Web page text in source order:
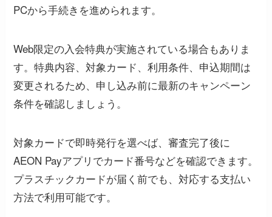
PCから手続きを進められます。
Web限定の入会特典が実施されている場合もありま
す。特典内容、対象カード、利用条件、申込期間は
変更されるため、申し込み前に最新のキャンペーン
条件を確認しましょう。
対象カードで即時発行を選べば、審査完了後に
AEON Payアプリでカード番号などを確認できます。
プラスチックカードが届く前でも、対応する支払い
方法で利用可能です。